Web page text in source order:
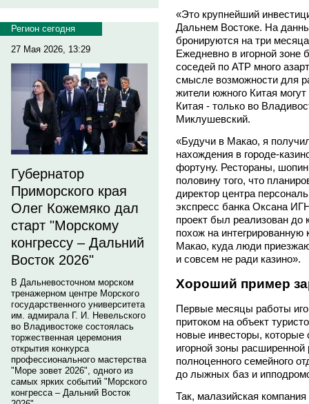
Регион сегодня
27 Мая 2026, 13:29
Губернатор
Приморского края
Олег Кожемяко дал
старт "Морскому
конгрессу – Дальний
Восток 2026"
В Дальневосточном морском
тренажерном центре Морского
государственного университета
им. адмирала Г. И. Невельского
во Владивостоке состоялась
торжественная церемония
открытия конкурса
профессионального мастерства
"Море зовет 2026", одного из
самых ярких событий "Морского
конгресса – Дальний Восток
«Это крупнейший
Дальнем Востоке. На
бронируются на три
Ежедневно в игорной зоне
соседей по АТР много
смысле возможности для
жители южного Китая
Китая - только во
Миклушевский.
«Будучи в Макао, я
нахождения в городе-
фортуну. Рестораны,
половину того, что
директор центра
экспресс банка Оксана
проект был реализован до
похож на интегрированную
Макао, куда люди
и совсем не ради казино».
Хороший пример
Первые месяцы работы
притоком на объект
новые инвесторы, которые
игорной зоны
полноценного семейного
до лыжных баз и
Так, малазийская